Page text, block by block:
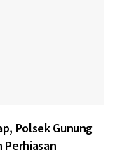
Polsek Gunung
Perhiasan